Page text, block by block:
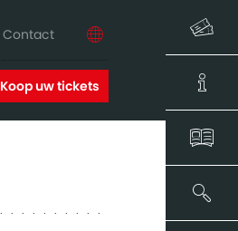
Contact
Koop uw tickets